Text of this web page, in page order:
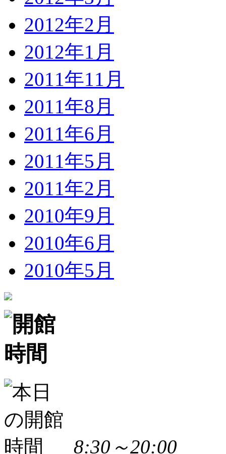
2012年2月
2012年1月
2011年11月
2011年8月
2011年6月
2011年5月
2011年2月
2010年9月
2010年6月
2010年5月
8:30～20:00